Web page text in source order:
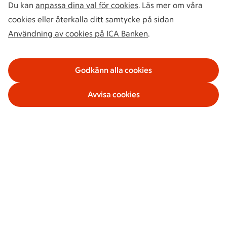
Du kan anpassa dina val för cookies. Läs mer om våra
cookies eller återkalla ditt samtycke på sidan
Användning av cookies på ICA Banken.
Godkänn alla cookies
Avvisa cookies